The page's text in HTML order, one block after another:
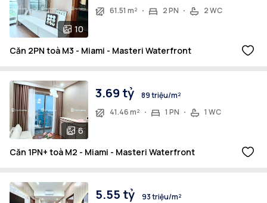
10
61.51 m²
2 PN 2 WC
Căn 2PN toà M3 - Miami - Masteri Waterfront
6
3.69 tỷ
89 triệu/m²
41.46 m²
1 PN 1 WC
Căn 1PN+ toà M2 - Miami - Masteri Waterfront
5.55 tỷ
93 triệu/m²